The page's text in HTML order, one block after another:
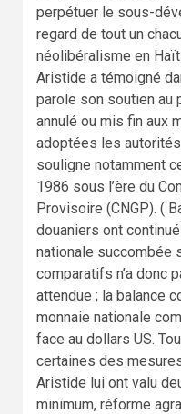
perpétuer le sous-
regard de tout un
néolibéralisme en
Aristide a témoigné
parole son soutien au
annulé ou mis fin aux
adoptées les autorités
souligne notamment
1986 sous l’ère du
Provisoire (CNGP). (
douaniers ont
nationale succombée
comparatifs n’a donc
attendue ; la balance
monnaie nationale
face au dollars US.
certaines des
Aristide lui ont valu
minimum, réforme